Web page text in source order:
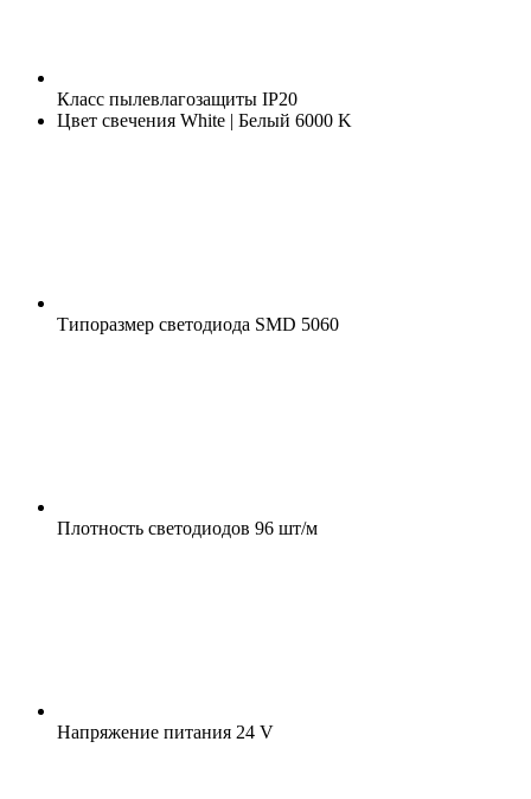
Класс пылевлагозащиты IP20
Цвет свечения White | Белый 6000 K
Типоразмер светодиода SMD 5060
Плотность светодиодов 96 шт/м
Напряжение питания 24 V